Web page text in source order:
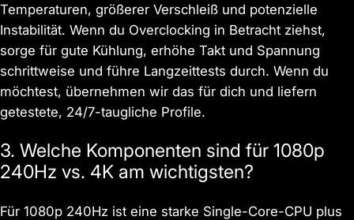
Temperaturen, größerer Verschleiß und potenzielle
Instabilität. Wenn du Overclocking in Betracht ziehst,
sorge für gute Kühlung, erhöhe Takt und Spannung
schrittweise und führe Langzeittests durch. Wenn du
möchtest, übernehmen wir das für dich und liefern
getestete, 24/7-taugliche Profile.
3. Welche Komponenten sind für 1080p
240Hz vs. 4K am wichtigsten?
Für 1080p 240Hz ist eine starke Single-Core-CPU plus